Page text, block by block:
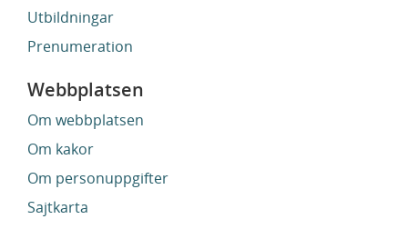
Utbildningar
Prenumeration
Webbplatsen
Om webbplatsen
Om kakor
Om personuppgifter
Sajtkarta